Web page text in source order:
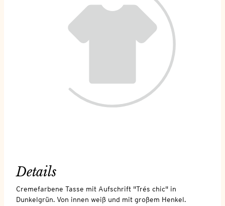
Details
Cremefarbene Tasse mit Aufschrift "Trés chic" in
Dunkelgrün. Von innen weiß und mit großem Henkel.